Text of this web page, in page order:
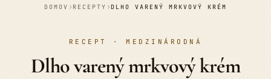
DOMOV › RECEPTY › DLHO VARENÝ MRKVOVÝ KRÉM
RECEPT · MEDZINÁRODNÁ
Dlho varenýmrkvovýkrém